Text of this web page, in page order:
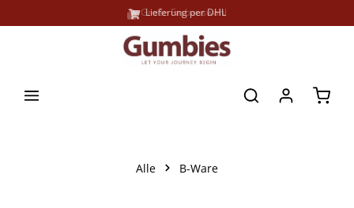
Große Farbauswahl
Lieferung per DHL
Alle B-Ware